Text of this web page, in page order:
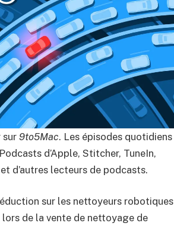
sur 9to5Mac. Les épisodes quotidiens
d’Apple, Stitcher, TuneIn,
d’autres lecteurs de podcasts.
sur les nettoyeurs robotiques
de la vente de nettoyage de